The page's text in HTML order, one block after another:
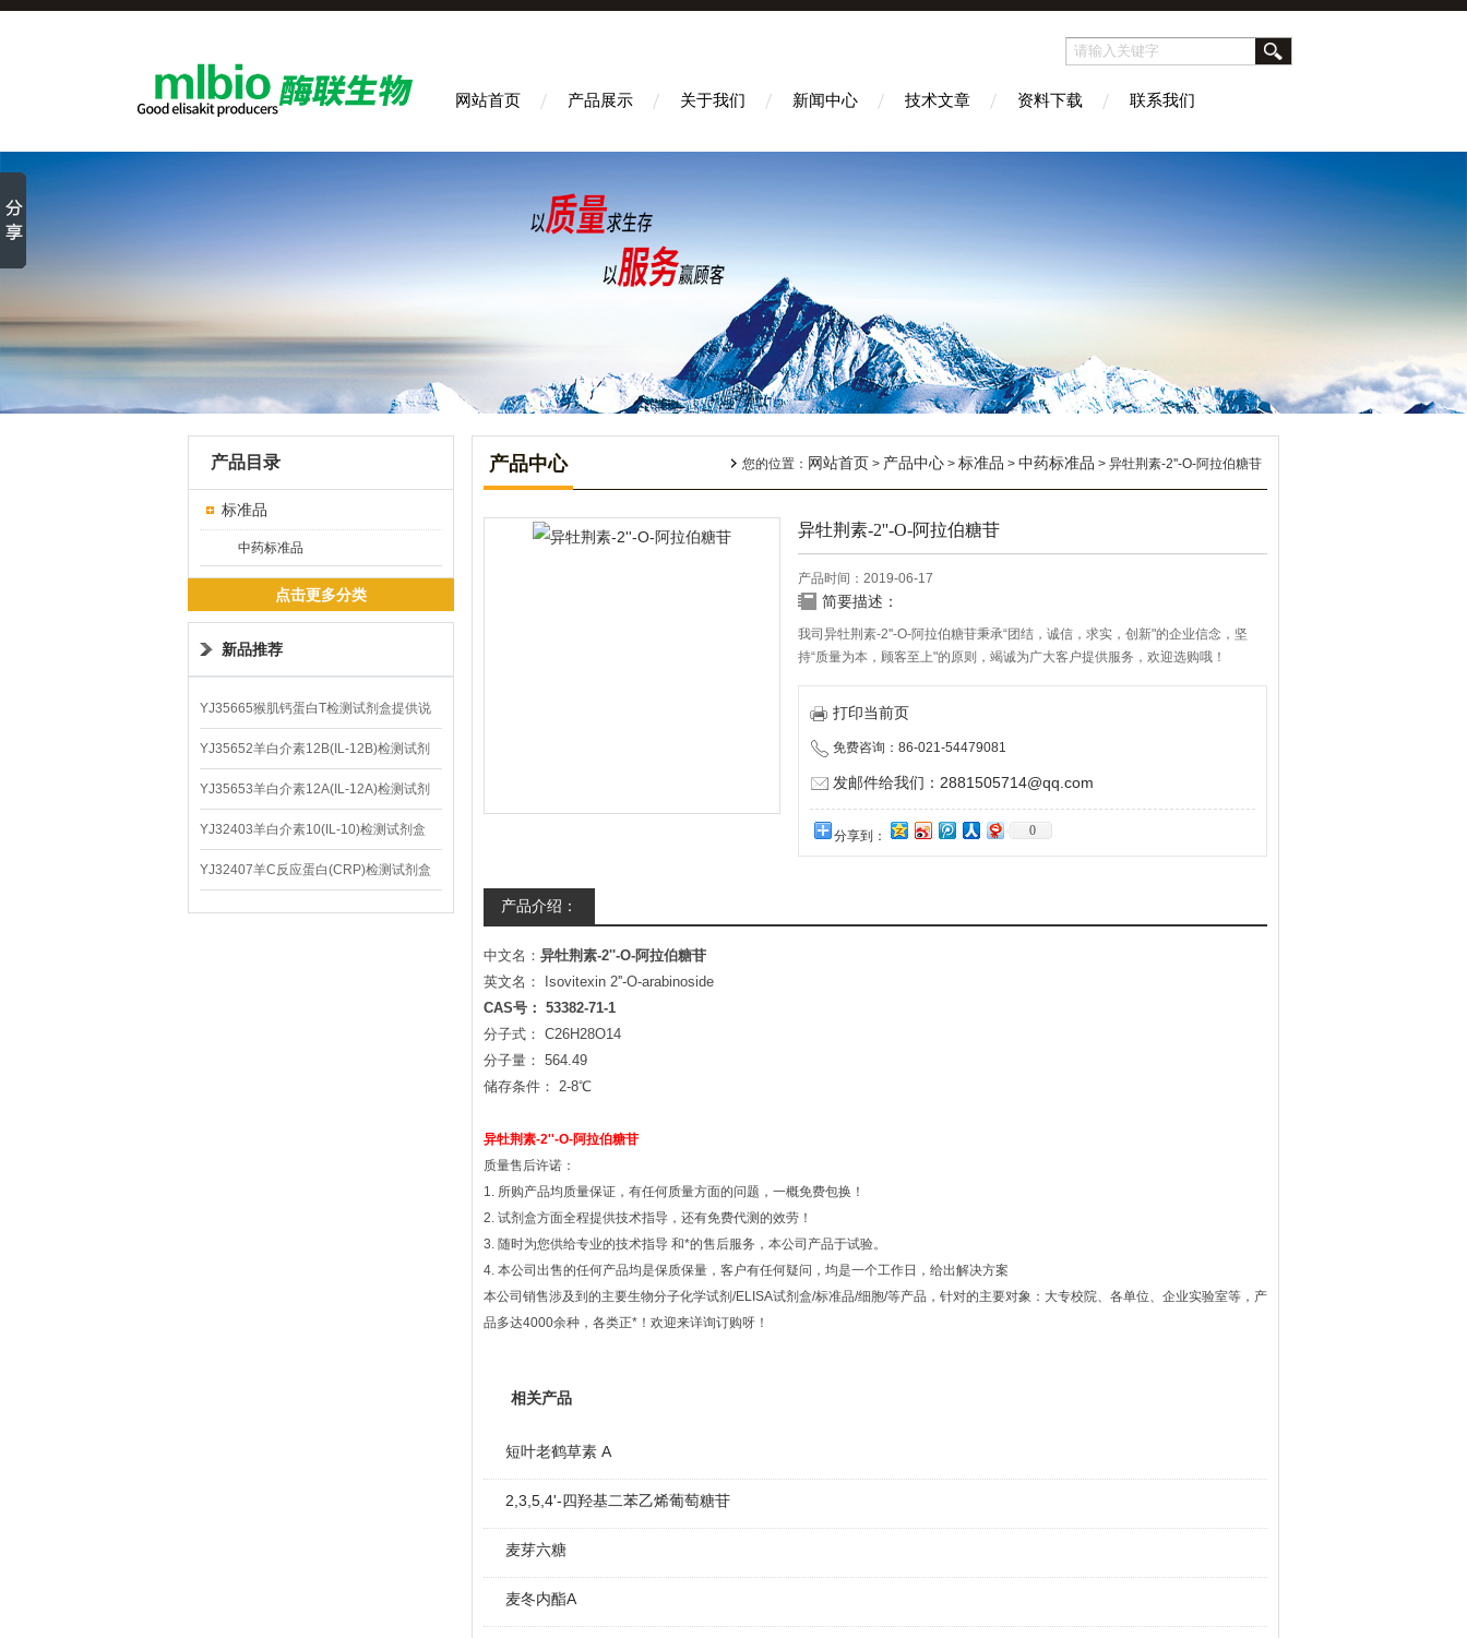
网站首页 产品展示 关于我们 新闻中心 技术文章 资料下载 联系我们
产品目录
标准品
中药标准品
点击更多分类
新品推荐
YJ35665猴肌钙蛋白T检测试剂盒提供说
明书
YJ35652羊白介素12B(IL-12B)检测试剂
盒
YJ35653羊白介素12A(IL-12A)检测试剂
盒
YJ32403羊白介素10(IL-10)检测试剂盒
YJ32407羊C反应蛋白(CRP)检测试剂盒
产品中心 您的位置： 网站首页 > 产品中心 > 标准品 > 中药标准品 > 异牡荆素-2''-O-阿拉伯糖苷
异牡荆素-2''-O-阿拉伯糖苷
产品时间：2019-06-17
简要描述：
我司异牡荆素-2''-O-阿拉伯糖苷秉承“团结，诚信，求实，创新"的企业信念，坚
持“质量为本，顾客至上"的原则，竭诚为广大客户提供服务，欢迎选购哦！
打印当前页
免费咨询：86-021-54479081
发邮件给我们：2881505714@qq.com
分享到： 0
产品介绍：
中文名： 异牡荆素-2''-O-阿拉伯糖苷
英文名： Isovitexin 2''-O-arabinoside
CAS号： 53382-71-1
分子式： C26H28O14
分子量： 564.49
储存条件： 2-8℃
异牡荆素-2''-O-阿拉伯糖苷
质量售后许诺：
1. 所购产品均质量保证，有任何质量方面的问题，一概免费包换！
2. 试剂盒方面全程提供技术指导，还有免费代测的效劳！
3. 随时为您供给专业的技术指导 和*的售后服务，本公司产品于试验。
4. 本公司出售的任何产品均是保质保量，客户有任何疑问，均是一个工作日，给出解决方案
本公司销售涉及到的主要生物分子化学试剂/ELISA试剂盒/标准品/细胞/等产品，针对的主要对象：大专校院、各单位、企业实验室等，产
品多达4000余种，各类正*！欢迎来详询订购呀！
相关产品
短叶老鹤草素 A
2,3,5,4'-四羟基二苯乙烯葡萄糖苷
麦芽六糖
麦冬内酯A